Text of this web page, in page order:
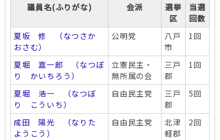
議員名(ふりがな) 会派
選挙
区
当選
回数
夏坂 修 （なつさか
おさむ）
公明党
八戸
市
1回
夏堀 嘉一郎 （なつぼ
り かいちろう）
立憲民主・
無所属の会
三戸
郡
1回
夏堀 浩一 （なつぼ
り こういち）
自由民主党
三戸
郡
5回
成田 陽光 （なりた
ようこう）
自由民主党
北津
軽郡
2回